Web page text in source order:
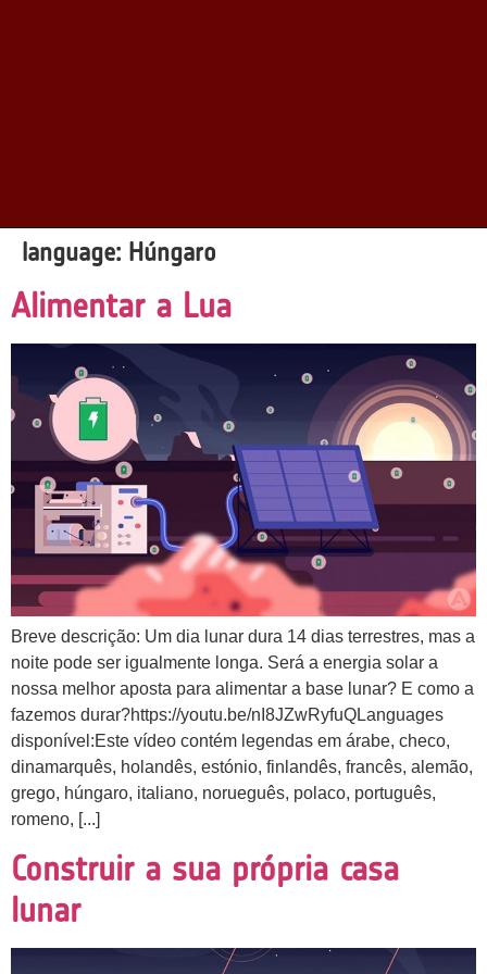
language: Húngaro
Alimentar a Lua
Breve descrição: Um dia lunar dura 14 dias terrestres, mas a
noite pode ser igualmente longa. Será a energia solar a
nossa melhor aposta para alimentar a base lunar? E como a
fazemos durar?https://youtu.be/nI8JZwRyfuQLanguages
disponível:Este vídeo contém legendas em árabe, checo,
dinamarquês, holandês, estónio, finlandês, francês, alemão,
grego, húngaro, italiano, norueguês, polaco, português,
romeno, [...]
Construir a sua própria casa
lunar